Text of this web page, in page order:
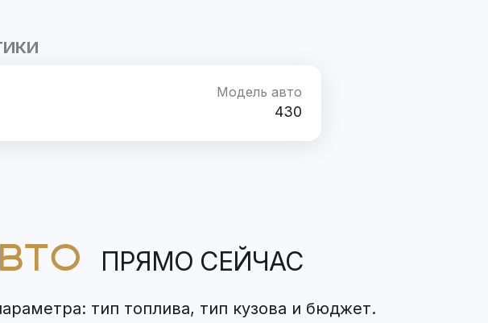
Модель авто
430
ПРЯМО СЕЙЧАС
тип топлива, тип кузова и бюджет.